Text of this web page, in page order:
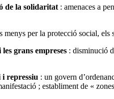
de la solidaritat : amenaces a
menys per la protecció social,
grans empreses : disminució
repressiu : un govern
; establiment de «